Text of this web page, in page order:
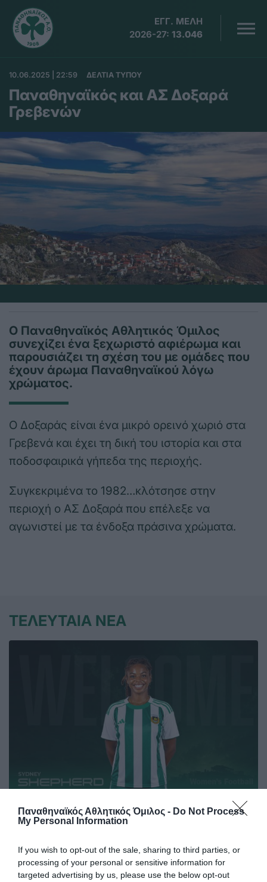
Παναθηναϊκός Αθλητικός Όμιλος - Do Not Process
My Personal Information
If you wish to opt-out of the sale, sharing to third parties, or
processing of your personal or sensitive information for
targeted advertising by us, please use the below opt-out
ΕΓΓ. ΜΕΛΗ
2026-27: 13.046
10.06.2025 | 22:59 ΔΕΛΤΙΑ ΤΥΠΟΥ
Παναθηναϊκός και ΑΣ Δοξαρά
Γρεβενών
Ο Παναθηναϊκός Αθλητικός Όμιλος
συνεχίζει ένα ξεχωριστό αφιέρωμα και
παρουσιάζει τη σχέση του με ομάδες που
έχουν άρωμα Παναθηναϊκού λόγω
χρώματος.
Ο Δοξαράς είναι ένα μικρό ορεινό χωριό στα
Γρεβενά και έχει τη δική του ιστορία και στα
ποδοσφαιρικά γήπεδα της περιοχής.
Συγκεκριμένα το 1982…κλότσησε στην
περιοχή ο ΑΣ Δοξαρά που επέλεξε να
αγωνιστεί με τα ένδοξα πράσινα χρώματα.
ΤΕΛΕΥΤΑΙΑ ΝΕΑ
Με το τριφύλλι στο στήθος η
Sydney Shepherd
έναρξη της συνεργασίας του με τη Sydney Shepherd για το
τμήμα ποδοσφαίρου γυναικών.